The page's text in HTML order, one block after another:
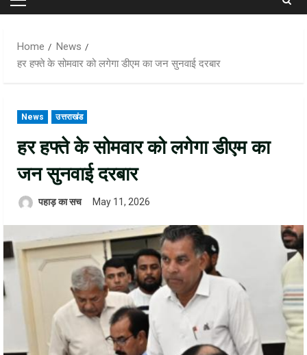
Primary
Home
News
हर हफ्ते के सोमवार को लगेगा डीएम का जन सुनवाई दरबार
News उत्तराखंड
हर हफ्ते के सोमवार को लगेगा डीएम का
जन सुनवाई दरबार
पहाड़ का सच May 11, 2026